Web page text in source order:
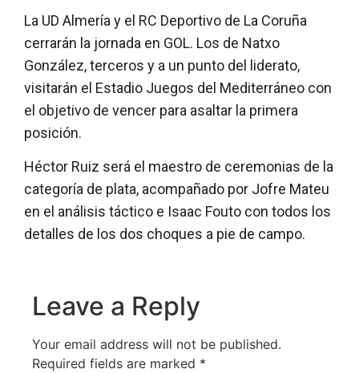
La UD Almería y el RC Deportivo de La Coruña
cerrarán la jornada en GOL. Los de Natxo
González, terceros y a un punto del liderato,
visitarán el Estadio Juegos del Mediterráneo con
el objetivo de vencer para asaltar la primera
posición.
Héctor Ruiz será el maestro de ceremonias de la
categoría de plata, acompañado por Jofre Mateu
en el análisis táctico e Isaac Fouto con todos los
detalles de los dos choques a pie de campo.
Leave a Reply
Your email address will not be published.
Required fields are marked *